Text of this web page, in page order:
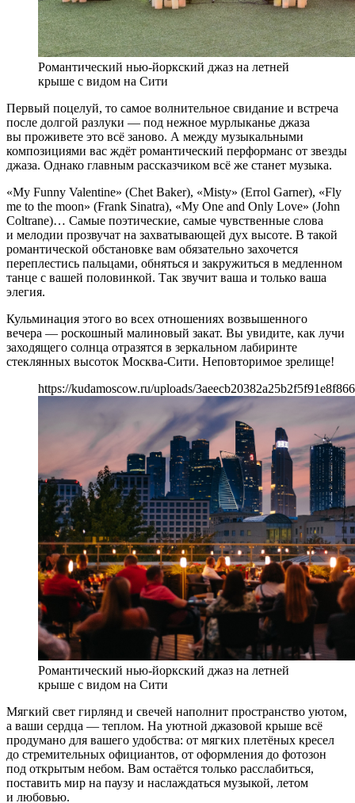
Романтический нью-йоркский джаз на летней
крыше с видом на Сити
Первый поцелуй, то самое волнительное свидание и встреча
после долгой разлуки — под нежное мурлыканье джаза
вы проживете это всё заново. А между музыкальными
композициями вас ждёт романтический перформанс от звезды
джаза. Однако главным рассказчиком всё же станет музыка.
«My Funny Valentine» (Chet Baker), «Misty» (Errol Garner), «Fly
me to the moon» (Frank Sinatra), «My One and Only Love» (John
Coltrane)… Самые поэтические, самые чувственные слова
и мелодии прозвучат на захватывающей дух высоте. В такой
романтической обстановке вам обязательно захочется
переплестись пальцами, обняться и закружиться в медленном
танце с вашей половинкой. Так звучит ваша и только ваша
элегия.
Кульминация этого во всех отношениях возвышенного
вечера — роскошный малиновый закат. Вы увидите, как лучи
заходящего солнца отразятся в зеркальном лабиринте
стеклянных высоток Москва-Сити. Неповторимое зрелище!
https://kudamoscow.ru/uploads/
Романтический нью-йоркский джаз на летней
крыше с видом на Сити
Мягкий свет гирлянд и свечей наполнит пространство уютом,
а ваши сердца — теплом. На уютной джазовой крыше всё
продумано для вашего удобства: от мягких плетёных кресел
до стремительных официантов, от оформления до фотозон
под открытым небом. Вам остаётся только расслабиться,
поставить мир на паузу и наслаждаться музыкой, летом
и любовью.